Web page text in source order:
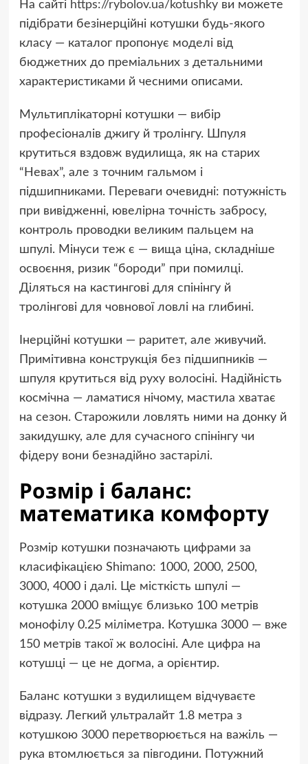
На сайті https://rybolov.ua/kotushkyви можете
підібрати безінерційні котушки будь-якого
класу — каталог пропонує моделі від
бюджетних до преміальних з детальними
характеристиками й чесними описами.
Мультиплікаторні котушки — вибір
професіоналів джигу й тролінгу. Шпуля
крутиться вздовж вудилища, як на старих
“Невах”, але з точним гальмом і
підшипниками. Переваги очевидні: потужність
при вивідженні, ювелірна точність забросу,
контроль проводки великим пальцем на
шпулі. Мінуси теж є — вища ціна, складніше
освоєння, ризик “бороди” при помилці.
Діляться на кастингові для спінінгу й
тролінгові для човнової ловлі на глибині.
Інерційні котушки — раритет, але живучий.
Примітивна конструкція без підшипників —
шпуля крутиться від руху волосіні. Надійність
космічна — ламатися нічому, мастила хватає
на сезон. Старожили ловлять ними на донку й
закидушку, але для сучасного спінінгу чи
фідеру вони безнадійно застарілі.
Розмір і баланс:
математика комфорту
Розмір котушки позначають цифрами за
класифікацією Shimano: 1000, 2000, 2500,
3000, 4000 і далі. Це місткість шпулі —
котушка 2000 вміщує близько 100 метрів
монофілу 0.25 міліметра. Котушка 3000 — вже
150 метрів такої ж волосіні. Але цифра на
котушці — це не догма, а орієнтир.
Баланс котушки з вудилищем відчуваєте
відразу. Легкий ультралайт 1.8 метра з
котушкою 3000 перетворюється на важіль —
рука втомлюється за півгодини. Потужний